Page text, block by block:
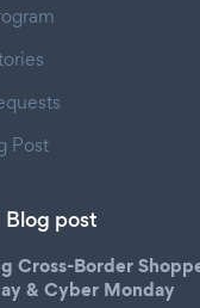
Post
Blog post
Cross-Border
& Cyber Monday